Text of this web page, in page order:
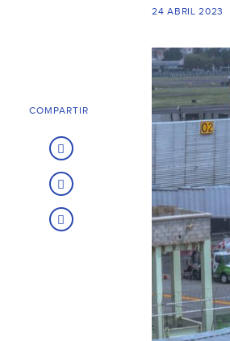
24 ABRIL 2023
COMPARTIR